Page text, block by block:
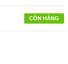
CÒN HÀNG